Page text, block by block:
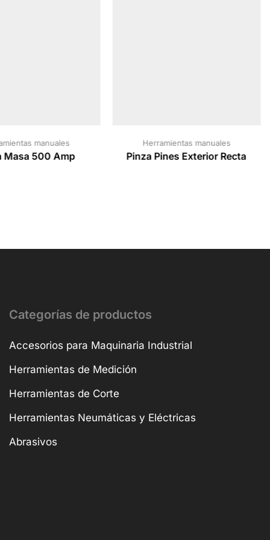
manuales
Masa 500 Amp
Herramientas manuales
Pinza Pines Exterior Recta
Categorías de productos
Accesorios para Maquinaria Industrial
Herramientas de Medición
Herramientas de Corte
Herramientas Neumáticas y Eléctricas
Abrasivos